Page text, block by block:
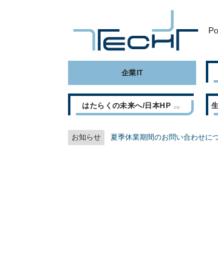
企業IT
はたらくの未来へ/日本HP
お知らせ 夏季休業期間のお問い合わせに